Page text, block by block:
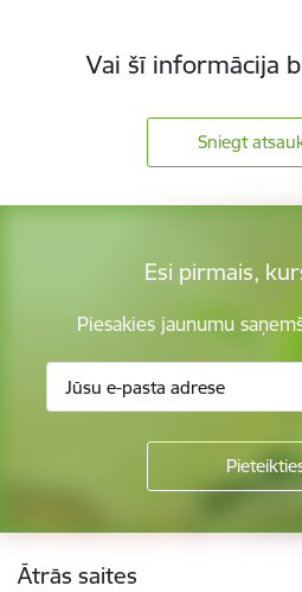
Vai šī informācija
Sniegt
Esi pirmais,
Piesakies jaunumu
Kājene
Ātrās saites